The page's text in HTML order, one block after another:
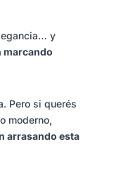
y
marcando
Pero si querés
moderno,
arrasando esta